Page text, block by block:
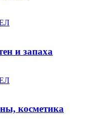
и запаха
косметика